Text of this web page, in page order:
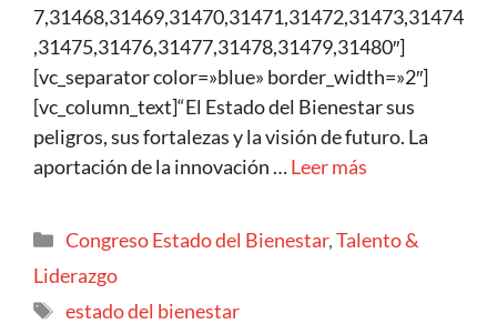
7,31468,31469,31470,31471,31472,31473,31474
,31475,31476,31477,31478,31479,31480″]
[vc_separator color=»blue» border_width=»2″]
[vc_column_text]“El Estado del Bienestar sus
peligros, sus fortalezas y la visión de futuro. La
aportación de la innovación …Leer más
Congreso Estado del Bienestar,Talento &
Liderazgo
estado del bienestar